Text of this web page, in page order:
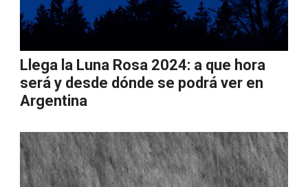
Llega la Luna Rosa 2024: a que hora
será y desde dónde se podrá ver en
Argentina